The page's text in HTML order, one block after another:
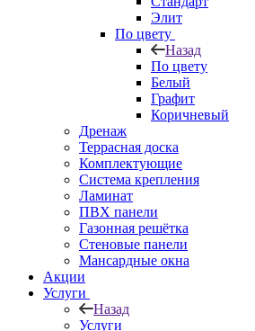
Элит
По цвету
Назад
По цвету
Белый
Графит
Коричневый
Дренаж
Террасная доска
Комплектующие
Система крепления
Ламинат
ПВХ панели
Газонная решётка
Стеновые панели
Мансардные окна
Акции
Услуги
Назад
Услуги